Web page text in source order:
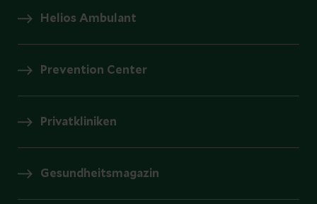
Helios Ambulant
Prevention Center
Privatkliniken
Gesundheitsmagazin